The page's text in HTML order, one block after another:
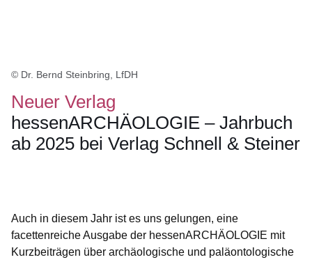
© Dr. Bernd Steinbring, LfDH
Neuer Verlag
hessenARCHÄOLOGIE – Jahrbuch
ab 2025 bei Verlag Schnell & Steiner
Auch in diesem Jahr ist es uns gelungen, eine
facettenreiche Ausgabe der hessenARCHÄOLOGIE mit
Kurzbeiträgen über archäologische und paläontologische